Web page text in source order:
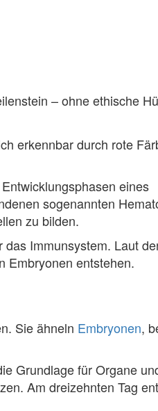
– ohne ethische
erkennbar durch rote
eines
sogenannten
zu bilden.
Immunsystem. Laut
Embryonen entstehen.
Sie ähneln Embryonen,
Grundlage für Organe
Am dreizehnten Tag